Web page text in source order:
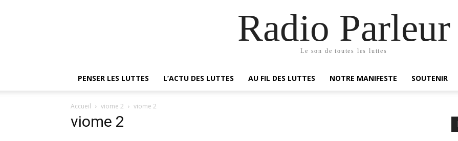
Radio Parleur
Le son de toutes les luttes
PENSER LES LUTTES L’ACTU DES LUTTES AU FIL DES LUTTES NOTRE MANIFESTE SOUTENIR
Accueil viome 2 viome 2
viome 2